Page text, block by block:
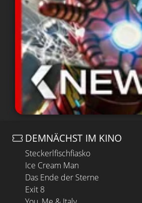
DEMNÄCHST IM KINO
Steckerlfischfiasko
Ice Cream Man
Das Ende der Sterne
Exit 8